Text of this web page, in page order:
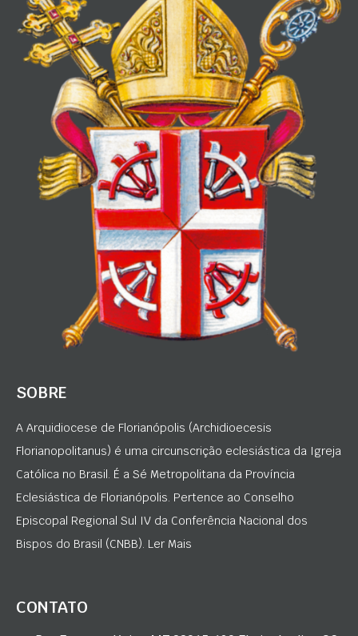
SOBRE
A Arquidiocese de Florianópolis (Archidioecesis
Florianopolitanus) é uma circunscrição eclesiástica da Igreja
Católica no Brasil. É a Sé Metropolitana da Província
Eclesiástica de Florianópolis. Pertence ao Conselho
Episcopal Regional Sul IV da Conferência Nacional dos
Bispos do Brasil (CNBB). Ler Mais
CONTATO